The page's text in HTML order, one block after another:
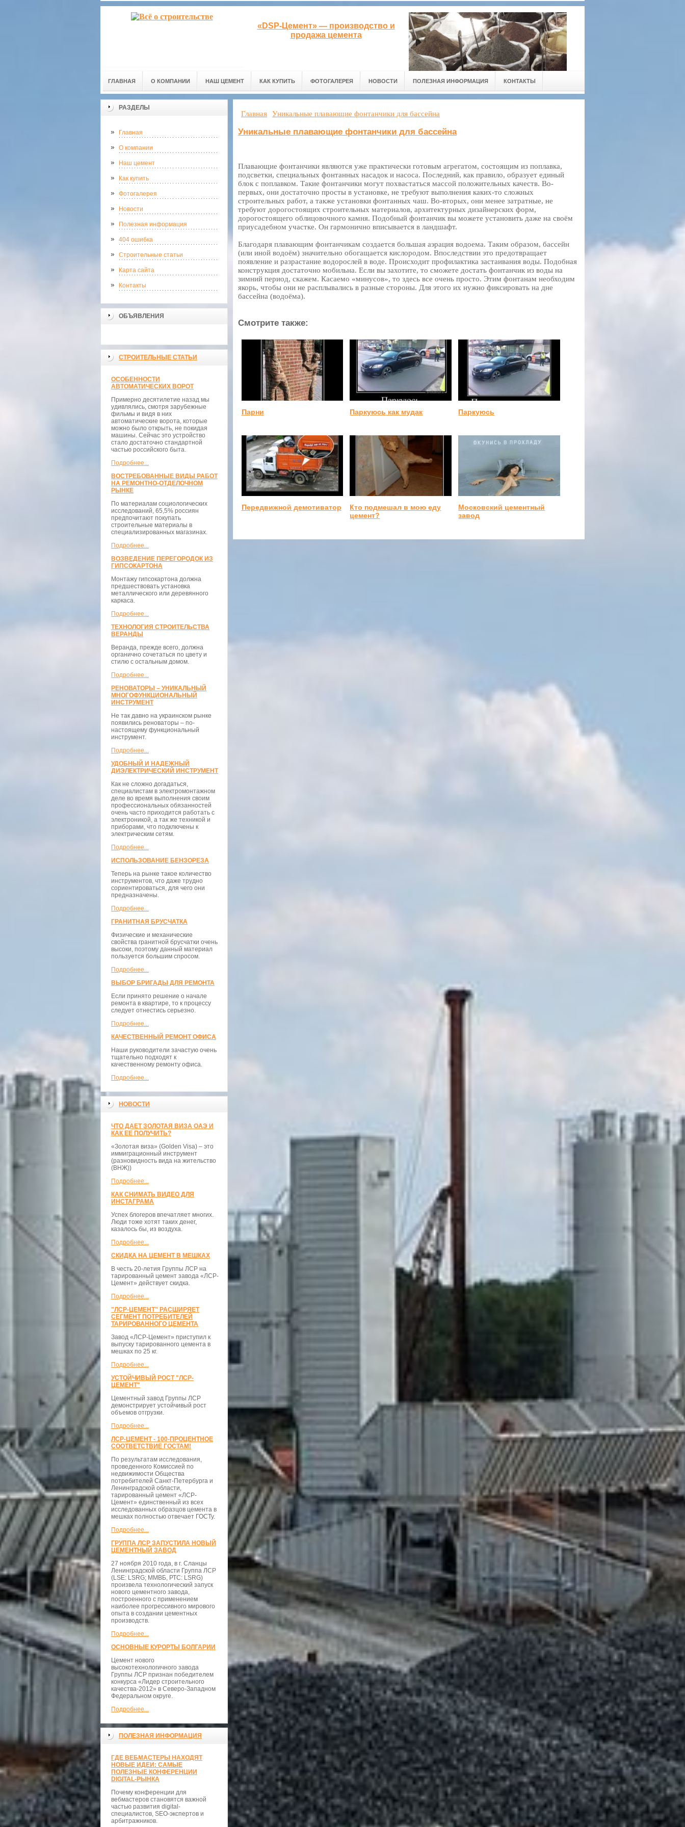
«DSP-Цемент» — производство и
продажа цемента
ГЛАВНАЯ О КОМПАНИИ НАШ ЦЕМЕНТ КАК КУПИТЬ ФОТОГАЛЕРЕЯ НОВОСТИ ПОЛЕЗНАЯ ИНФОРМАЦИЯ КОНТАКТЫ
РАЗДЕЛЫ
Главная
О компании
Наш цемент
Как купить
Фотогалерея
Новости
Полезная информация
404 ошибка
Строительные статьи
Карта сайта
Контакты
ОБЪЯВЛЕНИЯ
СТРОИТЕЛЬНЫЕ СТАТЬИ
ОСОБЕННОСТИ
АВТОМАТИЧЕСКИХ ВОРОТ
Примерно десятилетие назад мы
удивлялись, смотря зарубежные
фильмы и видя в них
автоматические ворота, которые
можно было открыть, не покидая
машины. Сейчас это устройство
стало достаточно стандартной
частью российского быта.
Подробнее...
ВОСТРЕБОВАННЫЕ ВИДЫ РАБОТ
НА РЕМОНТНО-ОТДЕЛОЧНОМ
РЫНКЕ
По материалам социологических
исследований, 65,5% россиян
предпочитают покупать
строительные материалы в
специализированных магазинах.
Подробнее...
ВОЗВЕДЕНИЕ ПЕРЕГОРОДОК ИЗ
ГИПСОКАРТОНА
Монтажу гипсокартона должна
предшествовать установка
металлического или деревянного
каркаса.
Подробнее...
ТЕХНОЛОГИЯ СТРОИТЕЛЬСТВА
ВЕРАНДЫ
Веранда, прежде всего, должна
органично сочетаться по цвету и
стилю с остальным домом.
Подробнее...
РЕНОВАТОРЫ – УНИКАЛЬНЫЙ
МНОГОФУНКЦИОНАЛЬНЫЙ
ИНСТРУМЕНТ
Не так давно на украинском рынке
появились реноваторы – по-
настоящему функциональный
инструмент.
Подробнее...
УДОБНЫЙ И НАДЕЖНЫЙ
ДИЭЛЕКТРИЧЕСКИЙ ИНСТРУМЕНТ
Как не сложно догадаться,
специалистам в электромонтажном
деле во время выполнения своим
профессиональных обязанностей
очень часто приходится работать с
электроникой, а так же техникой и
приборами, что подключены к
электрическим сетям.
Подробнее...
ИСПОЛЬЗОВАНИЕ БЕНЗОРЕЗА
Теперь на рынке такое количество
инструментов, что даже трудно
сориентироваться, для чего они
предназначены.
Подробнее...
ГРАНИТНАЯ БРУСЧАТКА
Физические и механические
свойства гранитной брусчатки очень
высоки, поэтому данный материал
пользуется большим спросом.
Подробнее...
ВЫБОР БРИГАДЫ ДЛЯ РЕМОНТА
Если принято решение о начале
ремонта в квартире, то к процессу
следует отнестись серьезно.
Подробнее...
КАЧЕСТВЕННЫЙ РЕМОНТ ОФИСА
Наши руководители зачастую очень
тщательно подходят к
качественному ремонту офиса.
Подробнее...
НОВОСТИ
ЧТО ДАЕТ ЗОЛОТАЯ ВИЗА ОАЭ И
КАК ЕЕ ПОЛУЧИТЬ?
«Золотая виза» (Golden Visa) – это
иммиграционный инструмент
(разновидность вида на жительство
(ВНЖ))
Подробнее...
КАК СНИМАТЬ ВИДЕО ДЛЯ
ИНСТАГРАМА
Успех блогеров впечатляет многих.
Люди тоже хотят таких денег,
казалось бы, из воздуха.
Подробнее...
СКИДКА НА ЦЕМЕНТ В МЕШКАХ
В честь 20-летия Группы ЛСР на
тарированный цемент завода «ЛСР-
Цемент» действует скидка.
Подробнее...
"ЛСР-ЦЕМЕНТ" РАСШИРЯЕТ
СЕГМЕНТ ПОТРЕБИТЕЛЕЙ
ТАРИРОВАННОГО ЦЕМЕНТА
Завод «ЛСР-Цемент» приступил к
выпуску тарированного цемента в
мешках по 25 кг.
Подробнее...
УСТОЙЧИВЫЙ РОСТ "ЛСР-
ЦЕМЕНТ"
Цементный завод Группы ЛСР
демонстрирует устойчивый рост
объемов отгрузки.
Подробнее...
ЛСР-ЦЕМЕНТ - 100-ПРОЦЕНТНОЕ
СООТВЕТСТВИЕ ГОСТАМ!
По результатам исследования,
проведенного Комиссией по
недвижимости Общества
потребителей Санкт-Петербурга и
Ленинградской области,
тарированный цемент «ЛСР-
Цемент» единственный из всех
исследованных образцов цемента в
мешках полностью отвечает ГОСТу.
Подробнее...
ГРУППА ЛСР ЗАПУСТИЛА НОВЫЙ
ЦЕМЕНТНЫЙ ЗАВОД
27 ноября 2010 года, в г. Сланцы
Ленинградской области Группа ЛСР
(LSE: LSRG; ММВБ, РТС: LSRG)
произвела технологический запуск
нового цементного завода,
построенного с применением
наиболее прогрессивного мирового
опыта в создании цементных
производств.
Подробнее...
ОСНОВНЫЕ КУРОРТЫ БОЛГАРИИ
Цемент нового
высокотехнологичного завода
Группы ЛСР признан победителем
конкурса «Лидер строительного
качества-2012» в Северо-Западном
Федеральном округе.
Подробнее...
ПОЛЕЗНАЯ ИНФОРМАЦИЯ
ГДЕ ВЕБМАСТЕРЫ НАХОДЯТ
НОВЫЕ ИДЕИ: САМЫЕ
ПОЛЕЗНЫЕ КОНФЕРЕНЦИИ
DIGITAL-РЫНКА
Почему конференции для
вебмастеров становятся важной
частью развития digital-
специалистов, SEO-экспертов и
арбитражников.
Главная Уникальные плавающие фонтанчики для бассейна
Уникальные плавающие фонтанчики для бассейна
Плавающие фонтанчики являются уже практически готовым агрегатом, состоящим из поплавка,
подсветки, специальных фонтанных насадок и насоса. Последний, как правило, образует единый
блок с поплавком. Такие фонтанчики могут похвастаться массой положительных качеств. Во-
первых, они достаточно просты в установке, не требуют выполнения каких-то сложных
строительных работ, а также установки фонтанных чаш. Во-вторых, они менее затратные, не
требуют дорогостоящих строительных материалов, архитектурных дизайнерских форм,
дорогостоящего облицовочного камня. Подобный фонтанчик вы можете установить даже на своём
приусадебном участке. Он гармонично вписывается в ландшафт.
Благодаря плавающим фонтанчикам создается большая аэрация водоема. Таким образом, бассейн
(или иной водоём) значительно обогащается кислородом. Впоследствии это предотвращает
появление и разрастание водорослей в воде. Происходит профилактика застаивания воды. Подобная
конструкция достаточно мобильна. Если вы захотите, то сможете достать фонтанчик из воды на
зимний период, скажем. Касаемо «минусов», то здесь все очень просто. Этим фонтанам необходим
якорь, чтобы они не расплывались в разные стороны. Для этого их нужно фиксировать на дне
бассейна (водоёма).
Смотрите также:
Парни Паркуюсь как мудак Паркуюсь
Передвижной демотиватор
Кто подмешал в мою еду
цемент?
Московский цементный
завод